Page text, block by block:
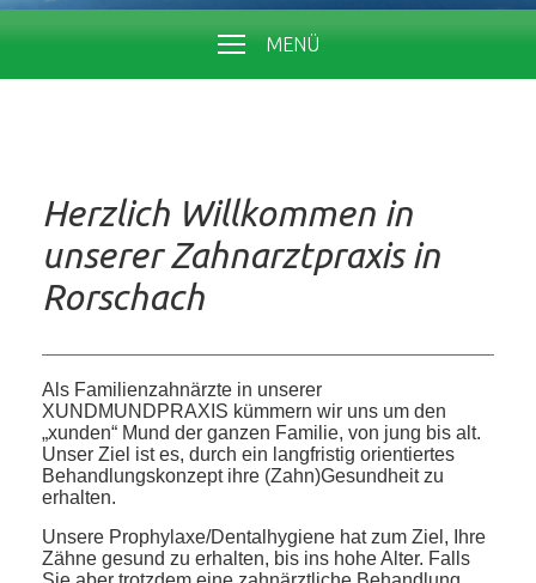
MENÜ
Herzlich Willkommen in
unserer Zahnarztpraxis in
Rorschach
Als Familienzahnärzte in unserer
XUNDMUNDPRAXIS kümmern wir uns um den
„xunden“ Mund der ganzen Familie, von jung bis alt.
Unser Ziel ist es, durch ein langfristig orientiertes
Behandlungskonzept ihre (Zahn)Gesundheit zu
erhalten.
Unsere Prophylaxe/Dentalhygiene hat zum Ziel, Ihre
Zähne gesund zu erhalten, bis ins hohe Alter. Falls